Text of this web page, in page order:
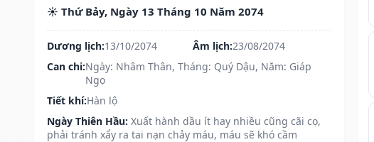
☀️ Thứ Bảy, Ngày 13 Tháng 10 Năm 2074
Dương lịch:13/10/2074 Âm lịch:23/08/2074
Can chi:Ngày: Nhâm Thân, Tháng: Quý Dậu, Năm: Giáp
Ngọ
Tiết khí:Hàn lộ
Ngày Thiên Hầu: Xuất hành dầu ít hay nhiều cũng cãi cọ,
phải tránh xẩy ra tai nạn chảy máu, máu sẽ khó cầm